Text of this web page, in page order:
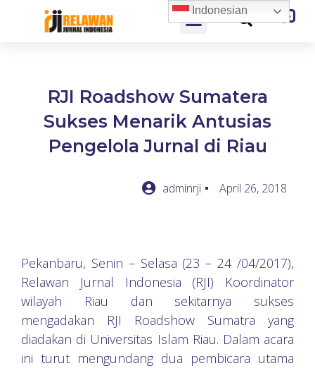
RJI Roadshow Sumatera
Sukses Menarik Antusias
Pengelola Jurnal di Riau
adminrji April 26, 2018
Pekanbaru, Senin – Selasa (23 – 24 /04/2017),
Relawan Jurnal Indonesia (RJI) Koordinator
wilayah Riau dan sekitarnya sukses
mengadakan RJI Roadshow Sumatra yang
diadakan di Universitas Islam Riau. Dalam acara
ini turut mengundang dua pembicara utama
Indonesian